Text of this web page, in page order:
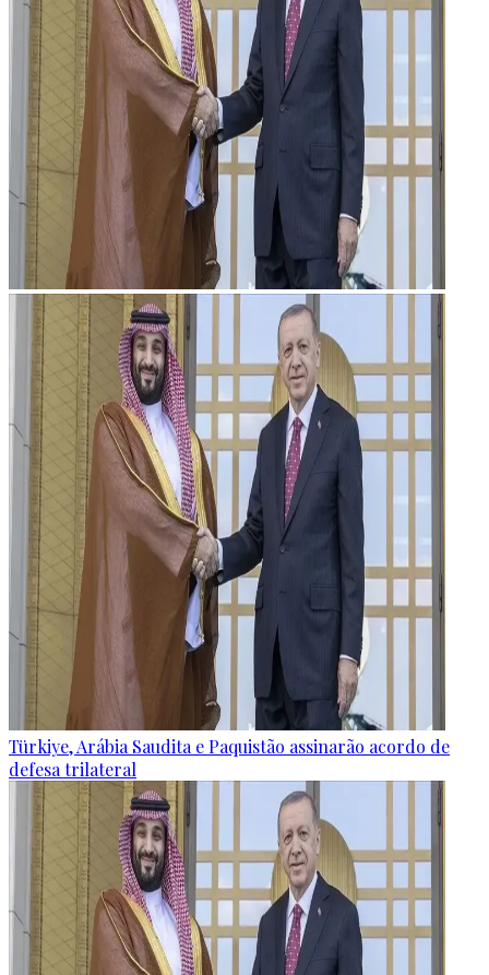
Türkiye, Arábia Saudita e Paquistão assinarão acordo de
defesa trilateral